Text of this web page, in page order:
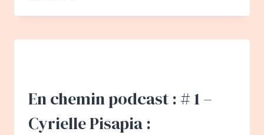
–
CARSALADE
DE
À
En chemin podcast : # 1 –
Cyrielle Pisapia :